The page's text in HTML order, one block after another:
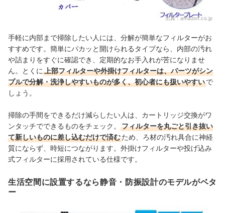
出典： amazon.co.jp
手軽に内部まで掃除したい人には、分解が簡単なフィルターがお
すすめです。簡単にパカッと開けられるタイプなら、内部の汚れ
や詰まりをすぐに確認でき、定期的なお手入れが苦になりませ
ん。とくに上部フィルターや外掛けフィルターは、パーツがシン
プルで分解・洗浄しやすいものが多く、初心者にも扱いやすいで
しょう。
掃除の手間をできるだけ減らしたい人は、カートリッジ交換がワ
ンタッチでできるものをチェック。
フィルターを丸ごと引き抜い
て新しいものに差し込むだけで済むため、ろ材の汚れ具合に神経
質にならず、時短につながります。外掛けフィルターや投げ込み
式フィルターに採用されている仕様です。
生活空間に設置するなら静音・防振設計のモデルがベタ
ー